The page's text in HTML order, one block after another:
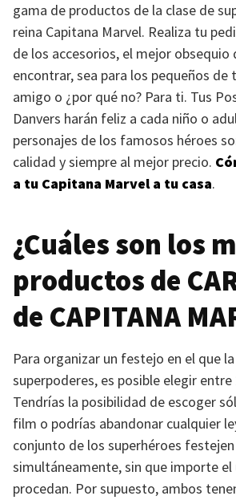
gama de productos de la clase de
reina Capitana Marvel. Realiza tu
de los accesorios, el mejor obsequio
encontrar, sea para los pequeños de
amigo o ¿por qué no? Para ti. Tus
Danvers harán feliz a cada niño o
personajes de los famosos héroes
calidad y siempre al mejor precio.
a tu Capitana Marvel a tu casa.
¿Cuáles son los
productos de
de CAPITANA
Para organizar un festejo en el que
superpoderes, es posible elegir
Tendrías la posibilidad de escoger
film o podrías abandonar cualquier
conjunto de los superhéroes festejen
simultáneamente, sin que importe el
procedan. Por supuesto, ambos